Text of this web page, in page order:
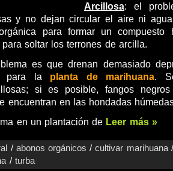
Arcillosa: el
y no dejan circular el aire ni
para formar un compuesto
soltar los terrones de arcilla.
es que drenan demasiado
para la planta de marihuana.
si es posible, fangos
encuentran en las hondadas
en un plantación de Leer más »
/ abonos orgánicos /cultivar marihuana
/ turba